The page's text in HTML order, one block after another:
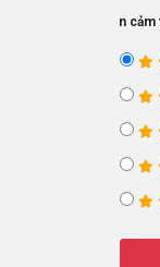
Bạn